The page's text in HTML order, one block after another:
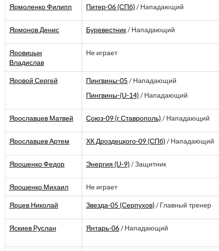
Ярмоленко Филипп Питер-06 (СПб) / Нападающий
Ярмонов Денис Буревестник / Нападающий
Яровицын
Владислав
Не играет
Яровой Сергей Пингвины-05 / Нападающий
Пингвины-(U-14) / Нападающий
Ярославцев Матвей Союз-09 (г.Ставрополь) / Нападающий
Ярославцев Артем ХК Дроздецкого-09 (СПб) / Нападающий
Ярошенко Федор Энергия (U-9) / Защитник
Ярошенко Михаил Не играет
Ярцев Николай Звезда-05 (Серпухов) / Главный тренер
Яскиев Руслан Янтарь-06 / Нападающий